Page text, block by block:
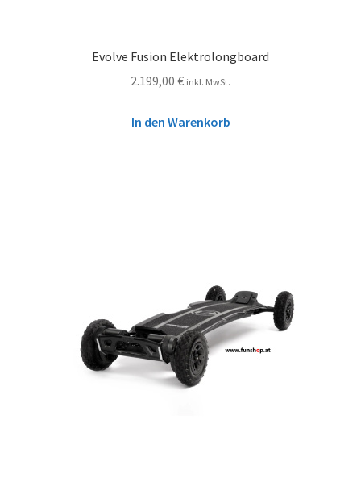
Evolve Fusion Elektrolongboard
2.199,00 € inkl. MwSt.
In den Warenkorb